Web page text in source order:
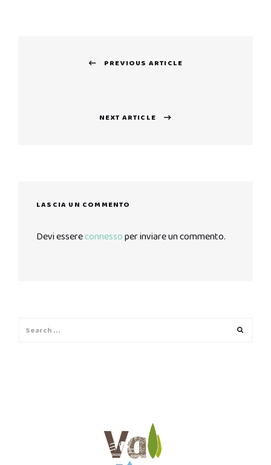
PREVIOUS ARTICLE
NEXT ARTICLE
LASCIA UN COMMENTO
Devi essereconnessoper inviare un commento.
for: